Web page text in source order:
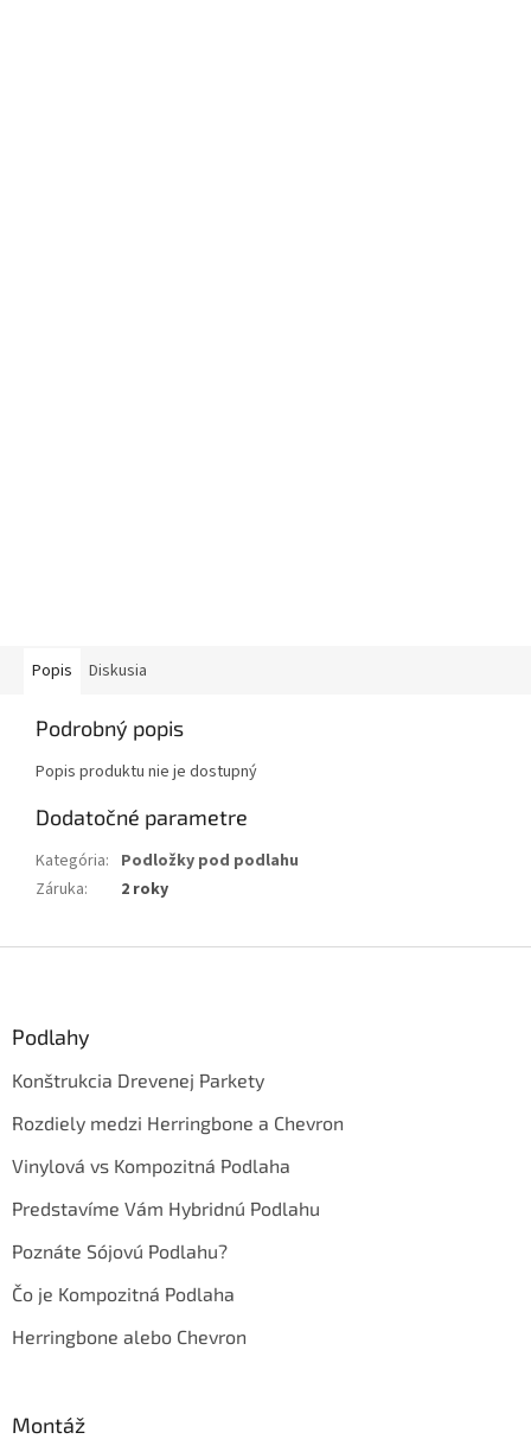
Popis Diskusia
Podrobný popis
Popis produktu nie je dostupný
Dodatočné parametre
Kategória: Podložky pod podlahu
Záruka: 2 roky
Podlahy
Konštrukcia Drevenej Parkety
Rozdiely medzi Herringbone a Chevron
Vinylová vs Kompozitná Podlaha
Predstavíme Vám Hybridnú Podlahu
Poznáte Sójovú Podlahu?
Čo je Kompozitná Podlaha
Herringbone alebo Chevron
Montáž